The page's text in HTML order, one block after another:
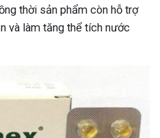
thời sản phẩm còn hỗ trợ
và làm tăng thể tích nước